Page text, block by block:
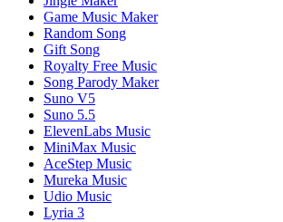
Game Music Maker
Random Song
Gift Song
Royalty Free Music
Song Parody Maker
Suno V5
Suno 5.5
ElevenLabs Music
MiniMax Music
AceStep Music
Mureka Music
Udio Music
Lyria 3